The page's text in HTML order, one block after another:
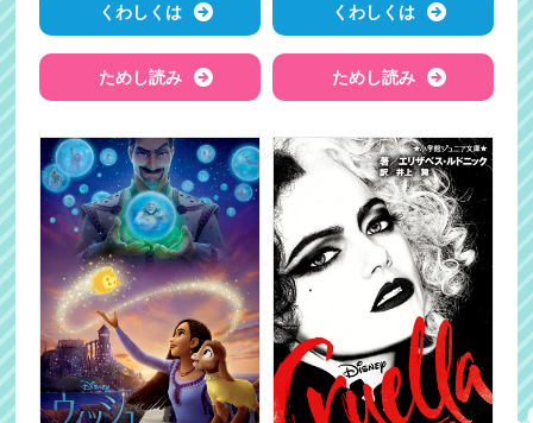
くわしくは
ためし読み
くわしくは
ためし読み